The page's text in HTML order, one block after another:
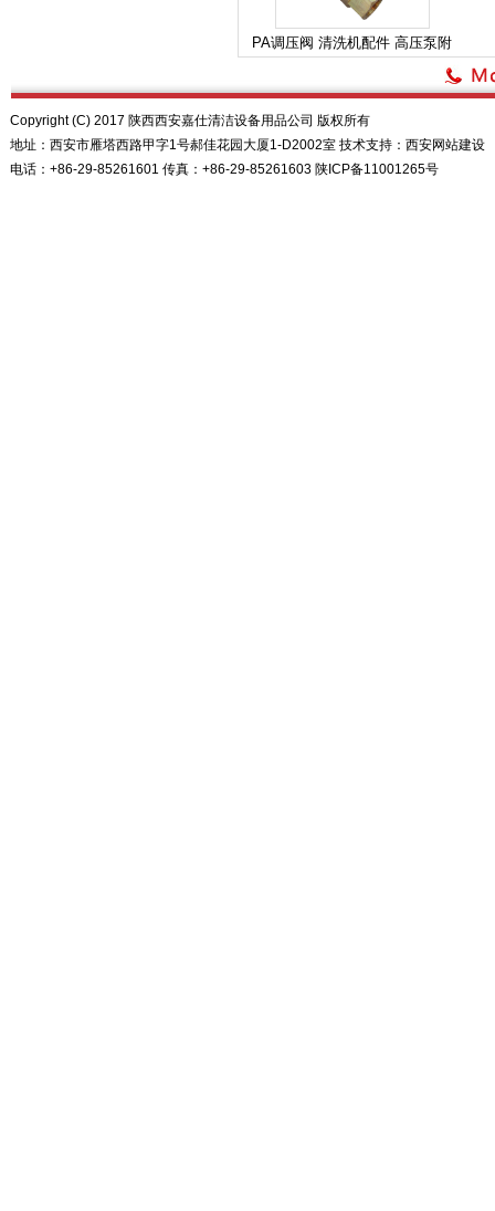
PA调压阀 清洗机配件 高压泵附
Copyright (C) 2017 陕西西安嘉仕清洁设备用品公司 版权所有
地址：西安市雁塔西路甲字1号郝佳花园大厦1-D2002室 技术支持： 西安网站建设
电话：+86-29-85261601 传真：+86-29-85261603 陕ICP备11001265号